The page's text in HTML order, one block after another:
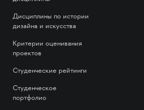
Дисциплины по истории
дизайна и искусства
Критерии оценивания
проектов
Студенческие рейтинги
Студенческое
портфолио